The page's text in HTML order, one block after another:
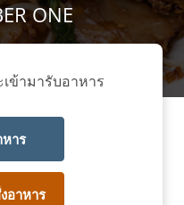
ONE
เข้ามารับอาหาร
าร
อาหาร